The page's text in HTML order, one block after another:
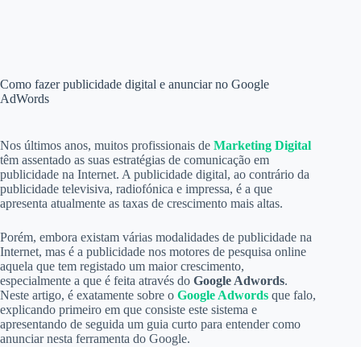
Como fazer publicidade digital e anunciar no Google
AdWords
Nos últimos anos, muitos profissionais de Marketing Digital
têm assentado as suas estratégias de comunicação em
publicidade na Internet. A publicidade digital, ao contrário da
publicidade televisiva, radiofónica e impressa, é a que
apresenta atualmente as taxas de crescimento mais altas.
Porém, embora existam várias modalidades de publicidade na
Internet, mas é a publicidade nos motores de pesquisa online
aquela que tem registado um maior crescimento,
especialmente a que é feita através do Google Adwords.
Neste artigo, é exatamente sobre o Google Adwords que falo,
explicando primeiro em que consiste este sistema e
apresentando de seguida um guia curto para entender como
anunciar nesta ferramenta do Google.